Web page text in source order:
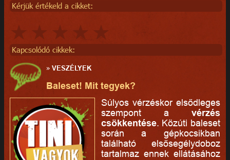
Kérjük értékeld a cikket:
Kapcsolódó cikkek:
»VESZÉLYEK
Baleset! Mit tegyek?
Súlyos vérzéskor elsődleges
szempont avérzés
csökkentése. Közúti baleset
során a gépkocsikban
található elsősegélydoboz
tartalmaz ennek ellátásához